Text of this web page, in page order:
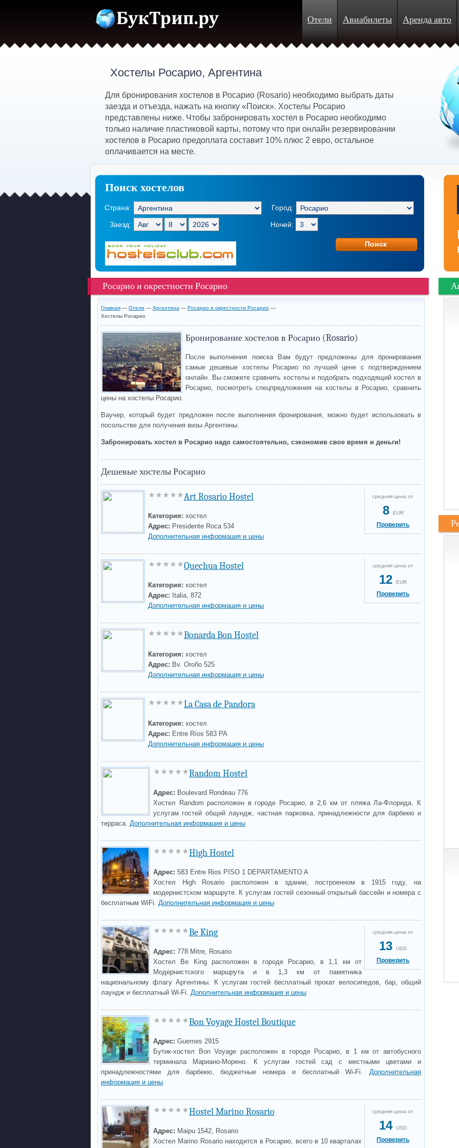
Отели Авиабилеты Аренда авто
Хостелы Росарио, Аргентина
Для бронирования хостелов в Росарио (Rosario) необходимо выбрать даты
заезда и отъезда, нажать на кнопку «Поиск». Хостелы Росарио
представлены ниже. Чтобы забронировать хостел в Росарио необходимо
только наличие пластиковой карты, потому что при онлайн резервировании
хостелов в Росарио предоплата составит 10% плюс 2 евро, остальное
оплачивается на месте.
Поиск хостелов
Страна: Город:
Заезд: Ночей:
Росарио и окрестности Росарио
Главная — Отели — Аргентина — Росарио и окрестности Росарио —
Хостелы Росарио
Бронирование хостелов в Росарио (Rosario)
После выполнения поиска Вам будут предложены для бронирования
самые дешевые хостелы Росарио по лучшей цене с подтверждением
онлайн. Вы сможете сравнить хостелы и подобрать подходящий хостел в
Росарио, посмотреть спецпредложения на хостелы в Росарио, сравнить
цены на хостелы Росарио.
Ваучер, который будет предложен после выполнения бронирования, можно будет использовать в
посольстве для получения визы Аргентины.
Забронировать хостел в Росарио надо самостоятельно, сэкономив свое время и деньги!
Дешевые хостелы Росарио
средняя цена от
8 EUR
Проверить
Art Rosario Hostel
Категория: хостел
Адрес: Presidente Roca 534
Дополнительная информация и цены
средняя цена от
12 EUR
Проверить
Quechua Hostel
Категория: хостел
Адрес: Italia, 872
Дополнительная информация и цены
Bonarda Bon Hostel
Категория: хостел
Адрес: Bv. Oroño 525
Дополнительная информация и цены
La Casa de Pandora
Категория: хостел
Адрес: Entre Ríos 583 PA
Дополнительная информация и цены
Random Hostel
Адрес: Boulevard Rondeau 776
Хостел Random расположен в городе Росарио, в 2,6 км от пляжа Ла-Флорида. К
услугам гостей общий лаундж, частная парковка, принадлежности для барбекю и
терраса. Дополнительная информация и цены
High Hostel
Адрес: 583 Entre Rios PISO 1 DEPARTAMENTO A
Хостел High Rosario расположен в здании, построенном в 1915 году, на
модернистском маршруте. К услугам гостей сезонный открытый бассейн и номера с
бесплатным WiFi. Дополнительная информация и цены
средняя цена от
13 USD
Проверить
Be King
Адрес: 778 Mitre, Rosario
Хостел Be King расположен в городе Росарио, в 1,1 км от
Модернистского маршрута и в 1,3 км от памятника
национальному флагу Аргентины. К услугам гостей бесплатный прокат велосипедов, бар, общий
лаундж и бесплатный Wi-Fi. Дополнительная информация и цены
Bon Voyage Hostel Boutique
Адрес: Guemes 2915
Бутик-хостел Bon Voyage расположен в городе Росарио, в 1 км от автобусного
терминала Мариано-Морено. К услугам гостей сад с местными цветами и
принадлежностями для барбекю, бюджетные номера и бесплатный Wi-Fi. Дополнительная
информация и цены
средняя цена от
14 USD
Проверить
Hostel Marino Rosario
Адрес: Maipu 1542, Rosario
Хостел Marino Rosario находится в Росарио, всего в 10 кварталах